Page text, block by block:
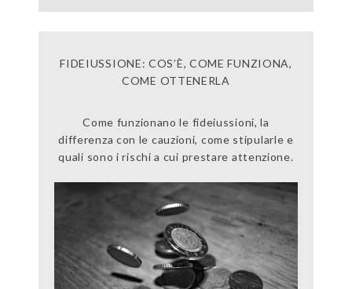
FIDEIUSSIONE: COS’È, COME FUNZIONA,
COME OTTENERLA
Come funzionano le fideiussioni, la
differenza con le cauzioni, come stipularle e
quali sono i rischi a cui prestare attenzione.